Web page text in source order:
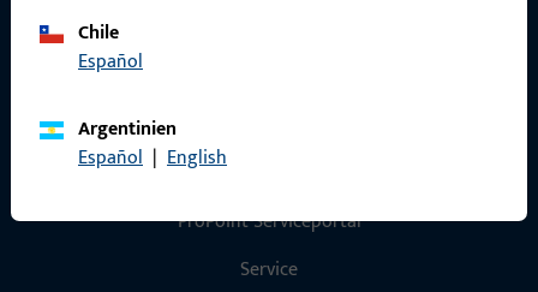
Chile
Español
Argentinien
Español | English
Kontakt aufnehmen
ProPoint-Serviceportal
Service